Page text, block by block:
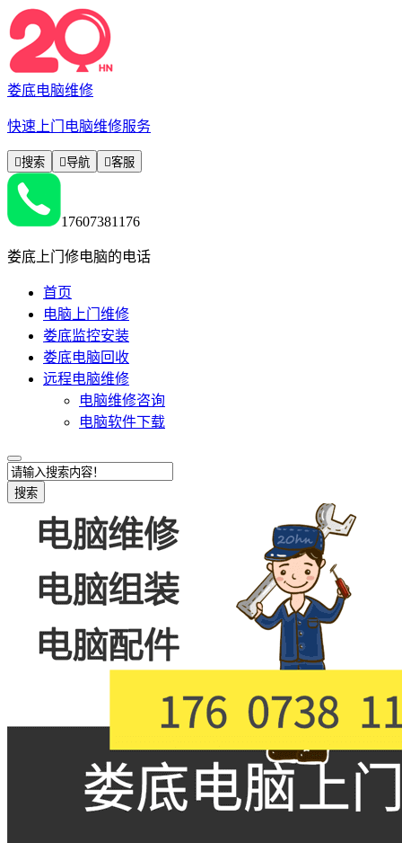
娄底电脑维修
快速上门电脑维修服务
搜索 导航 客服
17607381176
娄底上门修电脑的电话
首页
电脑上门维修
娄底监控安装
娄底电脑回收
远程电脑维修
电脑维修咨询
电脑软件下载
搜索